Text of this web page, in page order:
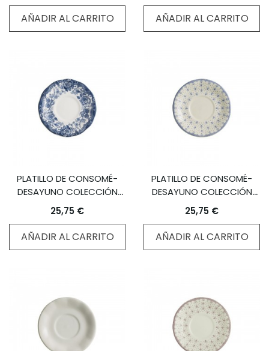
AÑADIR AL CARRITO AÑADIR AL CARRITO
PLATILLO DE CONSOMÉ-
DESAYUNO COLECCIÓN
CEILÁN
25,75 €
AÑADIR AL CARRITO
PLATILLO DE CONSOMÉ-
DESAYUNO COLECCIÓN
FLOR DE LIS AZUL
25,75 €
AÑADIR AL CARRITO